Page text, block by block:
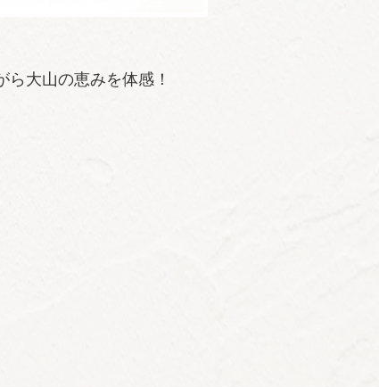
大山の恵みを体感！